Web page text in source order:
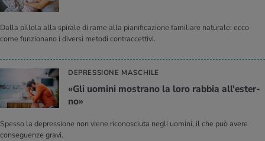
Dalla pillola alla spirale di rame alla pianificazione familiare naturale: ecco
come funzionano i diversi metodi contraccettivi.
DEPRESSIONE MASCHILE
«Gli uo­mi­ni mo­stra­no la loro rab­bia al­l'e­ster­
no»
Spesso la depressione non viene riconosciuta negli uomini, il che può avere
conseguenze gravi.